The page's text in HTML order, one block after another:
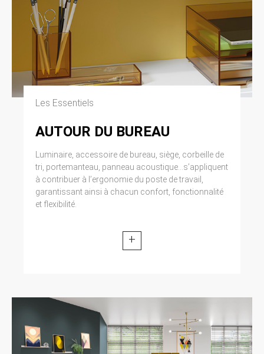
Les Essentiels
AUTOUR DU BUREAU
Luminaire, accessoire de bureau, siège, corbeille de
tri, portemanteau, panneau acoustique...s’appliquent
à contribuer à l’ergonomie du poste de travail,
garantissant ainsi à chacun confort, fonctionnalité
et flexibilité.
+